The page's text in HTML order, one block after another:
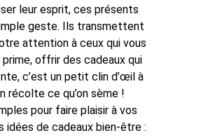
leur esprit, ces présents
geste. Ils transmettent
attention à ceux qui vous
offrir des cadeaux qui
c’est un petit clin d’œil à
récolte ce qu’on sème !
pour faire plaisir à vos
idées de cadeaux bien-être :